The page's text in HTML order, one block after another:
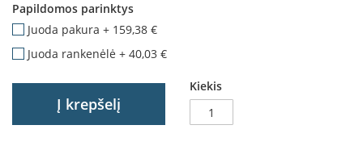
v
i
c
t
Papildomos parinktys
Juoda pakura + 159,38 €
Juoda rankenėlė + 40,03 €
Kiekis
Į krepšelį